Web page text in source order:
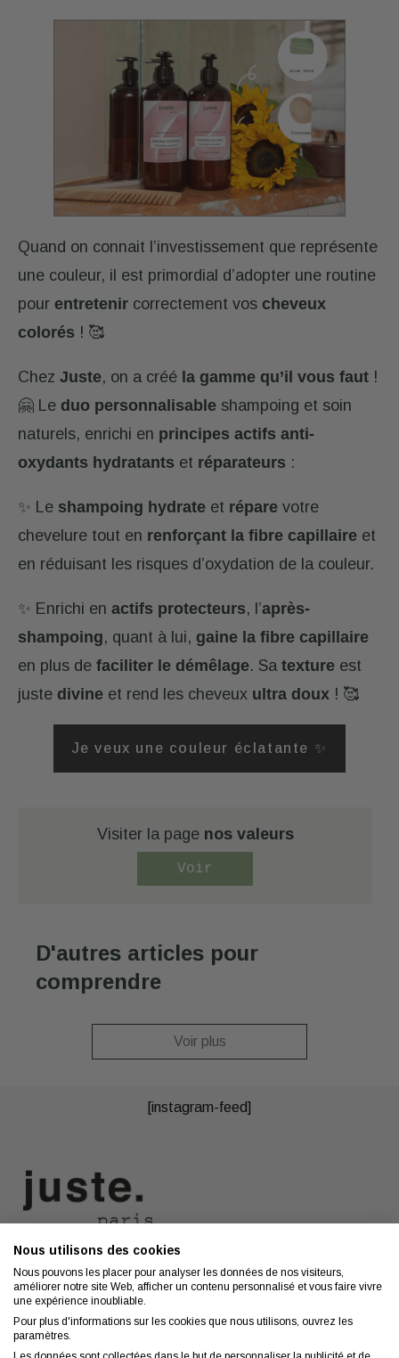
Nous utilisons des cookies
Nous pouvons les placer pour analyser les données de nos visiteurs,
améliorer notre site Web, afficher un contenu personnalisé et vous faire vivre
une expérience inoubliable.
Pour plus d'informations sur les cookies que nous utilisons, ouvrez les
paramètres.
Quand on connait l’investissement que représente
une couleur, il est primordial d’adopter une routine
pour entretenir correctement vos cheveux
colorés ! 🥰
Chez Juste, on a créé la gamme qu’il vous faut !
🤗 Le duo personnalisable shampoing et soin
naturels, enrichi en principes actifs anti-
oxydants hydratants et réparateurs :
✨ Le shampoing hydrate et répare votre
chevelure tout en renforçant la fibre capillaire et
en réduisant les risques d’oxydation de la couleur.
✨ Enrichi en actifs protecteurs, l’après-
shampoing, quant à lui, gaine la fibre capillaire
en plus de faciliter le démêlage. Sa texture est
juste divine et rend les cheveux ultra doux ! 🥰
Je veux une couleur éclatante ✨
Visiter la page nos valeurs
Voir
D'autres articles pour
comprendre
Voir plus
[instagram-feed]
Contact
Coiffeurs
Conseils
Mentions légales
Confidentialité
CGV